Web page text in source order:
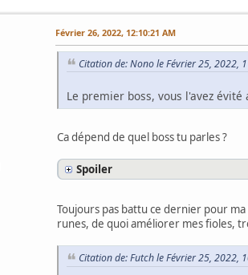
Février 26, 2022, 12:10:21 AM
Citation de: Nono le Février 25, 2022,
Le premier boss, vous l'avez évité
Ca dépend de quel boss tu parles ?
Spoiler
Toujours pas battu ce dernier pour
runes, de quoi améliorer mes fioles,
Citation de: Futch le Février 25, 2022,